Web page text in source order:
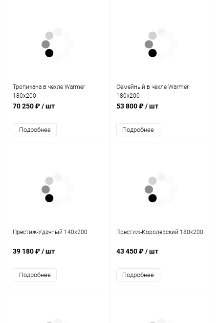
Тропикана в чехле Warmer
180х200
70 250 ₽/ шт
Подробнее
Семейный в чехле Warmer
180х200
53 800 ₽/ шт
Подробнее
Престиж-Удачный 140х200
39 180 ₽/ шт
Подробнее
Престиж-Королевский 180х200
43 450 ₽/ шт
Подробнее